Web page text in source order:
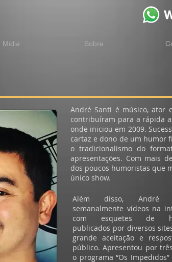
Mídia Sobre
André Santi é músico, ator
contribuíram para a rápida
onde iniciou em 2009.
cartaz e dono de um humor
o tradicionalismo do
apresentações. Com mais
dos poucos humoristas que
único show.
Além disso, André
semanalmente vídeos na
com esquetes de
publicados por diversos
grande aceitação e
público. Apresentou por
o programa “Os Impedidos”